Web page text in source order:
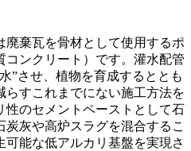
棄瓦を骨材として使用するポ
コンクリート）です。灌水配管
”させ、植物を育成するととも
らすこれまでにない施工方法を
性のセメントペーストとして石
灰や高炉スラグを混合するこ
可能な低アルカリ基盤を実現さ